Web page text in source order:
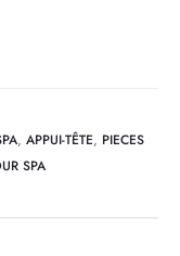
, APPUI-TÊTE, PIECES
SPA